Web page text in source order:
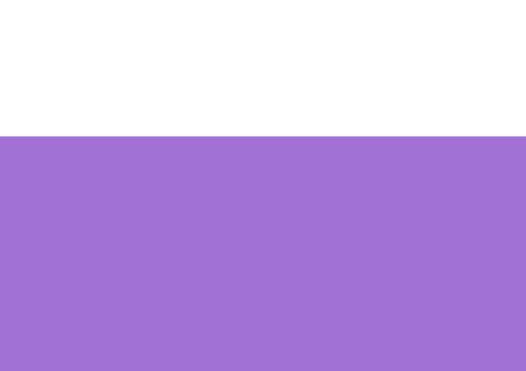
для развития памяти и интеллекта